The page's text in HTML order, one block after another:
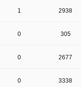
1 2938
0 305
0 2677
0 3338